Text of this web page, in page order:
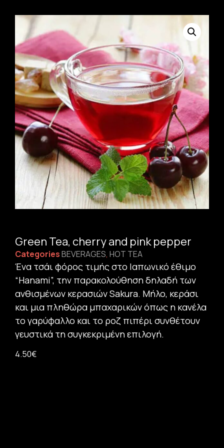
Green Tea, cherry and pink pepper
CategoriesBEVERAGES, HOT TEA
Ένα τσάι φόρος τιμής στο Ιαπωνικό έθιμο
“Hanami”, την παρακολούθηση δηλαδή των
ανθισμένων κερασιών Sakura. Μήλο, κεράσι
και μια πληθώρα μπαχαρικών όπως η κανέλα
το γαρύφαλλο και το ροζ πιπέρι συνθέτουν
γευστικά τη συγκεκριμένη επιλογή.
4.50€